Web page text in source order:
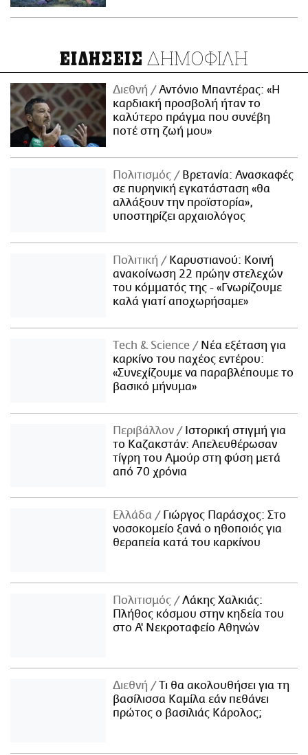
ΕΙΔΗΣΕΙΣ ΔΗΜΟΦΙΛΗ
Διεθνή
Αντόνιο Μπαντέρας: «Η
καρδιακή προσβολή ήταν το
καλύτερο πράγμα που συνέβη
ποτέ στη ζωή μου»
Πολιτισμός
Βρετανία: Ανασκαφές
σε πυρηνική εγκατάσταση «θα
αλλάξουν την προϊστορία»,
υποστηρίζει αρχαιολόγος
Πολιτική
Καρυστιανού: Κοινή
ανακοίνωση 22 πρώην στελεχών
του κόμματός της - «Γνωρίζουμε
καλά γιατί αποχωρήσαμε»
Τech & Science
Νέα εξέταση για
καρκίνο του παχέος εντέρου:
«Συνεχίζουμε να παραβλέπουμε το
βασικό μήνυμα»
Περιβάλλον
Ιστορική στιγμή για
το Καζακστάν: Απελευθέρωσαν
τίγρη του Αμούρ στη φύση μετά
από 70 χρόνια
Ελλάδα
Γιώργος Παράσχος: Στο
νοσοκομείο ξανά ο ηθοποιός για
θεραπεία κατά του καρκίνου
Πολιτισμός
Λάκης Χαλκιάς:
Πλήθος κόσμου στην κηδεία του
στο Α' Νεκροταφείο Αθηνών
Διεθνή
Τι θα ακολουθήσει για τη
βασίλισσα Καμίλα εάν πεθάνει
πρώτος ο βασιλιάς Κάρολος;